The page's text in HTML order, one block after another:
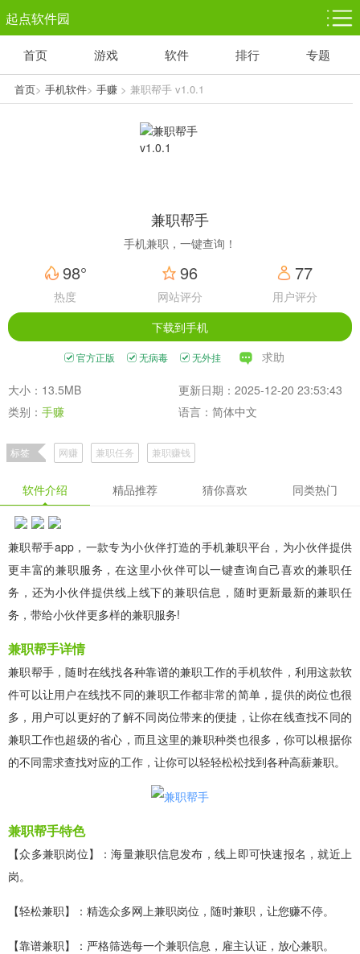
起点软件园
塔防游戏
1千+款游戏
休闲益智
1万+款游戏
体育竞技
5百+款游戏
赛车竞速
3百+款游戏
首页 游戏 软件 排行 专题
首页> 手机软件> 手赚> 兼职帮手 v1.0.1
兼职帮手
手机兼职，一键查询！
98°
热度
96
网站评分
77
用户评分
下载到手机
官方正版 无病毒 无外挂 求助
大小：13.5MB
更新日期：2025-12-20 23:53:43
类别： 手赚 语言：简体中文
标签 网赚 兼职任务 兼职赚钱
软件介绍 精品推荐 猜你喜欢 同类热门
兼职帮手app，一款专为小伙伴打造的手机兼职平台，为小伙伴提供
更丰富的兼职服务，在这里小伙伴可以一键查询自己喜欢的兼职任
务，还为小伙伴提供线上线下的兼职信息，随时更新最新的兼职任
务，带给小伙伴更多样的兼职服务!
兼职帮手详情
兼职帮手，随时在线找各种靠谱的兼职工作的手机软件，利用这款软
件可以让用户在线找不同的兼职工作都非常的简单，提供的岗位也很
多，用户可以更好的了解不同岗位带来的便捷，让你在线查找不同的
兼职工作也超级的省心，而且这里的兼职种类也很多，你可以根据你
的不同需求查找对应的工作，让你可以轻轻松松找到各种高薪兼职。
兼职帮手特色
【众多兼职岗位】：海量兼职信息发布，线上即可快速报名，就近上
岗。
【轻松兼职】：精选众多网上兼职岗位，随时兼职，让您赚不停。
【靠谱兼职】：严格筛选每一个兼职信息，雇主认证，放心兼职。